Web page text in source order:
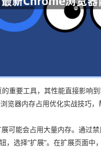
重要工具，其性能直接影
器内存占用优化实战技巧，
可能会占用大量内存。通过
选择“扩展”。在扩展页面中